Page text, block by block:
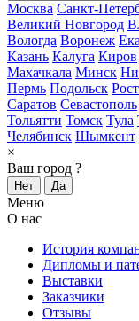
Москва Санкт-
Великий Новгород
Вологда Воронеж
Казань Калуга Киров
Махачкала Минск
Пермь Подольск
Саратов Севастополь
Тольятти Томск Тула
Челябинск Шымкент
×
Ваш город ?
Нет Да
Меню
О нас
История
Дипломы и
Выставки
Заказчики
Отзывы